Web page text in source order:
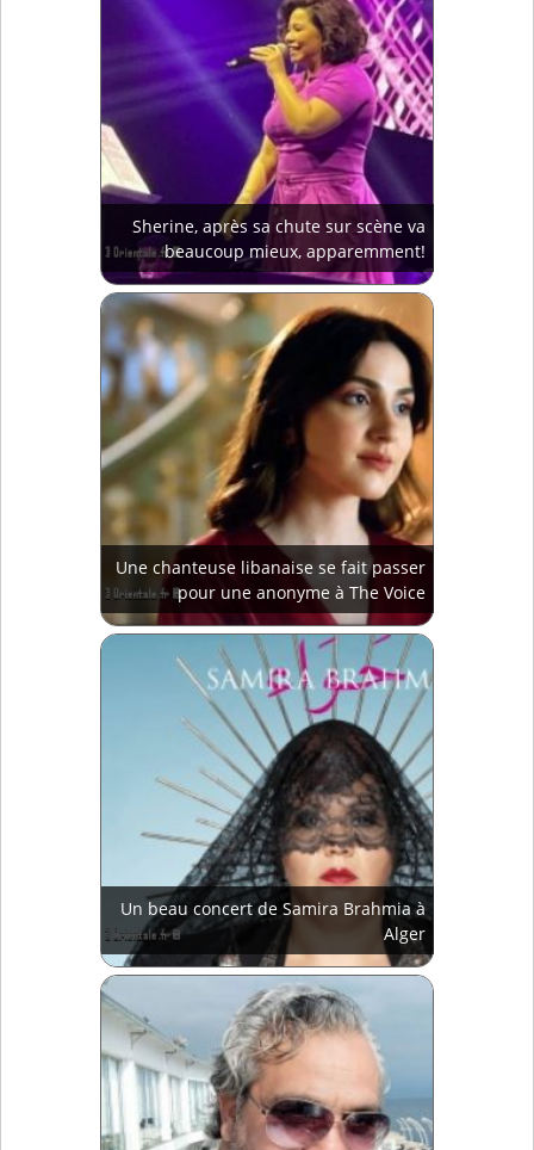
Sherine, après sa chute sur scène va
beaucoup mieux, apparemment!
Une chanteuse libanaise se fait passer
pour une anonyme à The Voice
Un beau concert de Samira Brahmia à
Alger